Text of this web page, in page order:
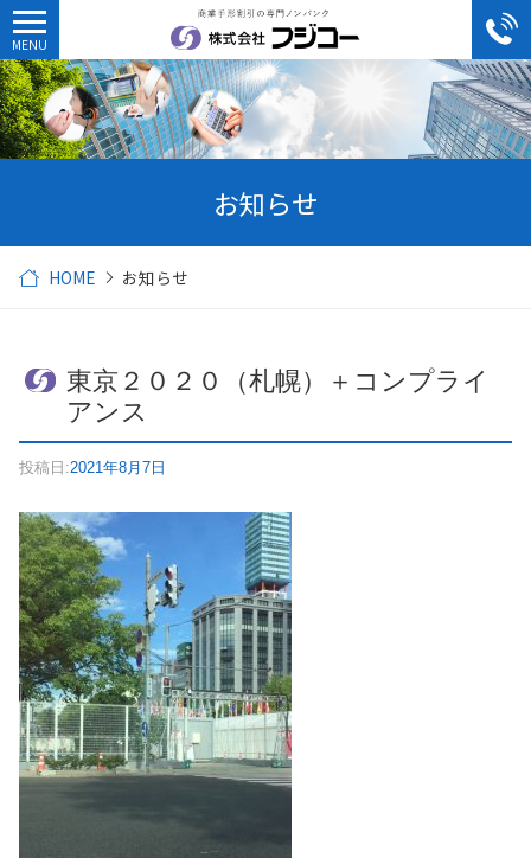
お知らせ
HOME お知らせ
東京２０２０（札幌）＋コンプライ
アンス
投稿日:2021年8月7日